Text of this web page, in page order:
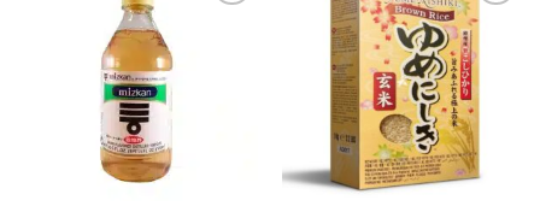
Legg til i
ønskeliste